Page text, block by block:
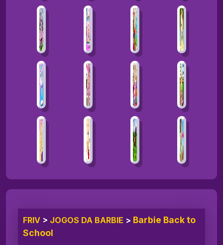
FRIV > JOGOS DA BARBIE > Barbie Back to
School